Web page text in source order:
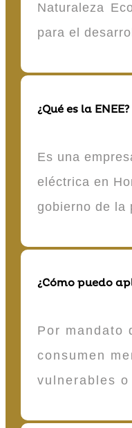
Naturaleza
para el
¿Qué es la ENEE?
Es una
eléctrica en
gobierno de la
¿Cómo puedo
Por mandato
consumen
vulnerables